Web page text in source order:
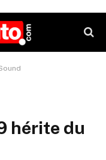
hérite du